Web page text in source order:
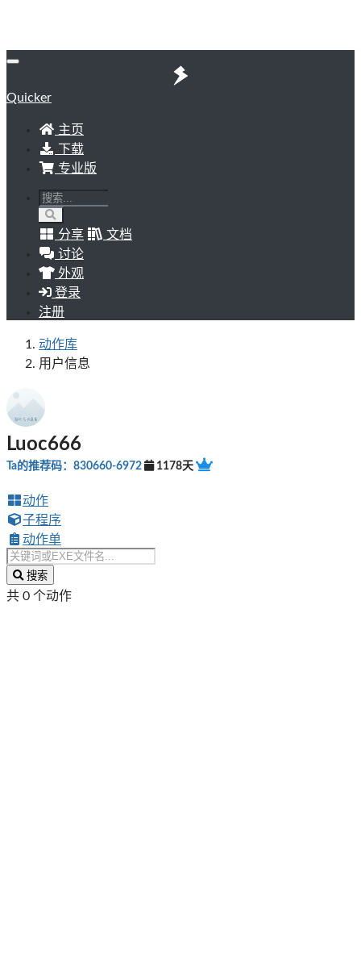
Quicker
主页
下载
专业版
分享
文档
讨论
外观
登录
注册
动作库
用户信息
Luoc666
Ta的推荐码：830660-6972 1178天
动作
子程序
动作单
搜索
共 0 个动作